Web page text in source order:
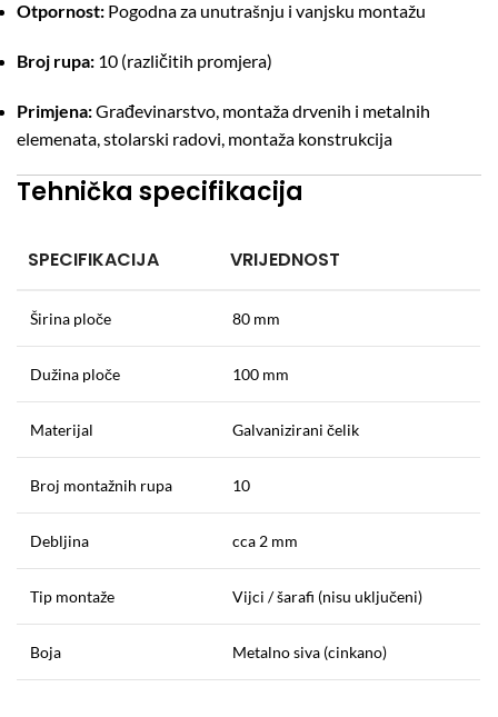
Otpornost: Pogodna za unutrašnju i vanjsku montažu
Broj rupa: 10 (različitih promjera)
Primjena:Građevinarstvo, montaža drvenih i metalnih
elemenata, stolarski radovi, montaža konstrukcija
Tehnička specifikacija
SPECIFIKACIJA VRIJEDNOST
Širina ploče 80 mm
Dužina ploče 100 mm
Materijal Galvanizirani čelik
Broj montažnih rupa 10
Debljina cca 2 mm
Tip montaže Vijci / šarafi (nisu uključeni)
Boja Metalno siva (cinkano)